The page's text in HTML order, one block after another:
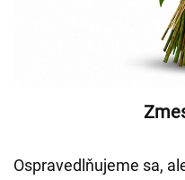
Ospravedlňujeme sa,